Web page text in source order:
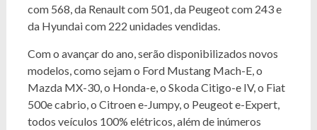
com 568, da Renault com 501, da Peugeot com 243 e
da Hyundai com 222 unidades vendidas.
Com o avançar do ano, serão disponibilizados novos
modelos, como sejam o Ford Mustang Mach-E, o
Mazda MX-30, o Honda-e, o Skoda Citigo-e IV, o Fiat
500e cabrio, o Citroen e-Jumpy, o Peugeot e-Expert,
todos veículos 100% elétricos, além de inúmeros